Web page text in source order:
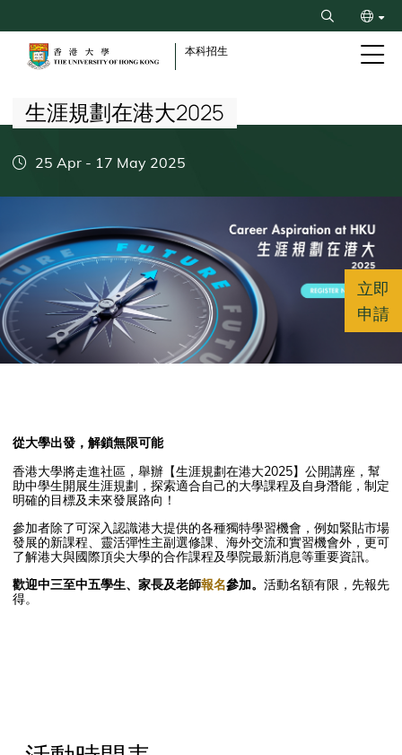
to
content
Search
本科招生
Breadcrumb
生涯規劃在港大2025
25 Apr - 17 May 2025
從大學出發，解鎖無限可能
香港大學將走進社區，舉辦【生涯規劃在港大2025】公開講座，幫
助中學生開展生涯規劃，探索適合自己的大學課程及自身潛能，制定
明確的目標及未來發展路向！
參加者除了可深入認識港大提供的各種獨特學習機會，例如緊貼市場
發展的新課程、靈活彈性主副選修課、海外交流和實習機會外，更可
了解港大與國際頂尖大學的合作課程及學院最新消息等重要資訊。
歡迎中三至中五學生、家長及老師報名參加。 活動名額有限，先報先
得。
立即
申請